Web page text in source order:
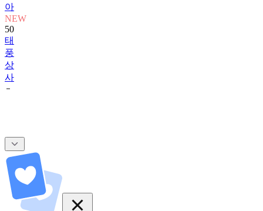
아
NEW
50
태
풍
상
사